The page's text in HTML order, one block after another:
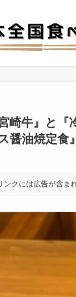
宮崎牛』と
醤油焼定食
ンクには広告が含ま